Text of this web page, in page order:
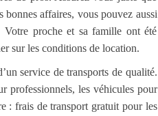
bonnes affaires, vous pouvez aussi
Votre proche et sa famille ont été
sur les conditions de location.
service de transports de qualité.
professionnels, les véhicules pour
: frais de transport gratuit pour les